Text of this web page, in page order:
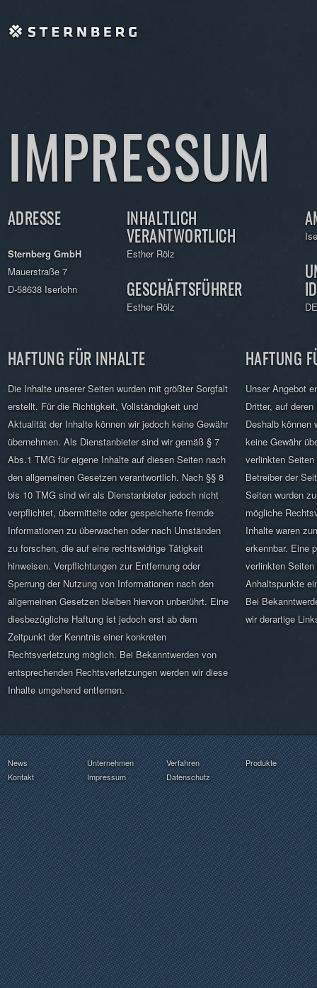
IMPRESSUM
ADRESSE
Sternberg GmbH
Mauerstraße 7
D-58638 Iserlohn
INHALTLICH
VERANTWORTLICH
Esther Rölz
GESCHÄFTSFÜHRER
Esther Rölz
ID
HAFTUNG FÜR INHALTE
Die Inhalte unserer Seiten wurden mit größter Sorgfalt
erstellt. Für die Richtigkeit, Vollständigkeit und
Aktualität der Inhalte können wir jedoch keine Gewähr
übernehmen. Als Dienstanbieter sind wir gemäß § 7
Abs.1 TMG für eigene Inhalte auf diesen Seiten nach
den allgemeinen Gesetzen verantwortlich. Nach §§ 8
bis 10 TMG sind wir als Dienstanbieter jedoch nicht
verpflichtet, übermittelte oder gespeicherte fremde
Informationen zu überwachen oder nach Umständen
zu forschen, die auf eine rechtswidrige Tätigkeit
hinweisen. Verpflichtungen zur Entfernung oder
Sperrung der Nutzung von Informationen nach den
allgemeinen Gesetzen bleiben hiervon unberührt. Eine
diesbezügliche Haftung ist jedoch erst ab dem
Zeitpunkt der Kenntnis einer konkreten
Rechtsverletzung möglich. Bei Bekanntwerden von
entsprechenden Rechtsverletzungen werden wir diese
Inhalte umgehend entfernen.
HAFTUNG
Unser Angebot
Dritter, auf
Deshalb können
keine Gewähr
verlinkten
Betreiber der
Seiten wurden
mögliche
Inhalte waren
erkennbar. Eine
verlinkten
Anhaltspunkte
Bei
wir derartige
News Unternehmen Verfahren
Produkte
Kontakt
Impressum Datenschutz